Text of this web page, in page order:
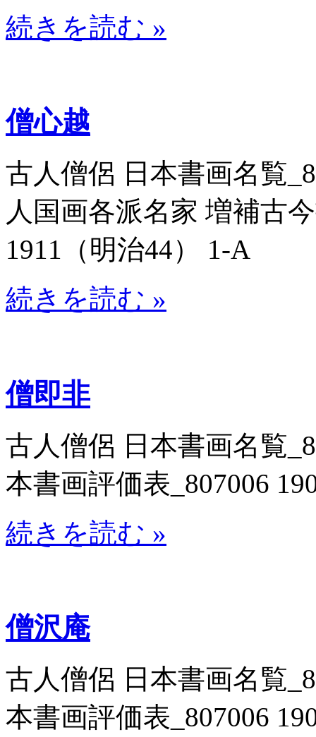
続きを読む »
僧心越
古人僧侶 日本書画名覧
人国画各派名家 増補古
1911（明治44） 1-A
続きを読む »
僧即非
古人僧侶 日本書画名覧
本書画評価表_807006
続きを読む »
僧沢庵
古人僧侶 日本書画名覧
本書画評価表_807006